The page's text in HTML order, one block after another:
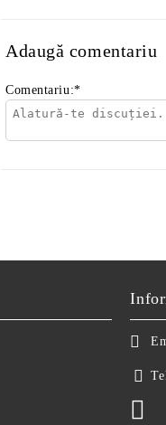
Adaugă comentariu
Comentariu:*